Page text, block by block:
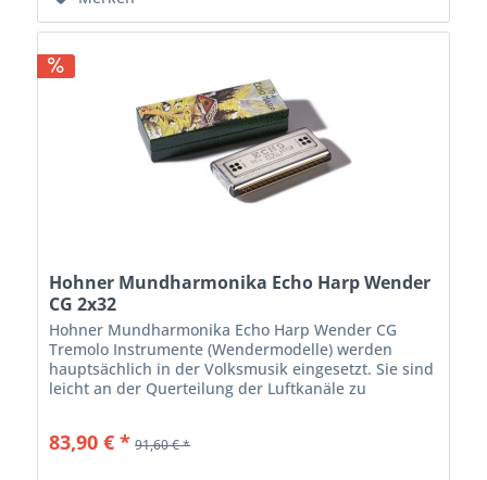
Hohner Mundharmonika Echo Harp Wender
CG 2x32
Hohner Mundharmonika Echo Harp Wender CG
Tremolo Instrumente (Wendermodelle) werden
hauptsächlich in der Volksmusik eingesetzt. Sie sind
leicht an der Querteilung der Luftkanäle zu
83,90 € * 91,60 € *